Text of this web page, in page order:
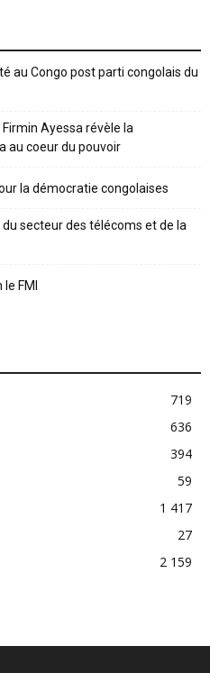
au Congo post parti congolais du
Ayessa révèle la
au coeur du pouvoir
la démocratie congolaises
secteur des télécoms et de la
FMI
719
636
394
59
1 417
27
2 159